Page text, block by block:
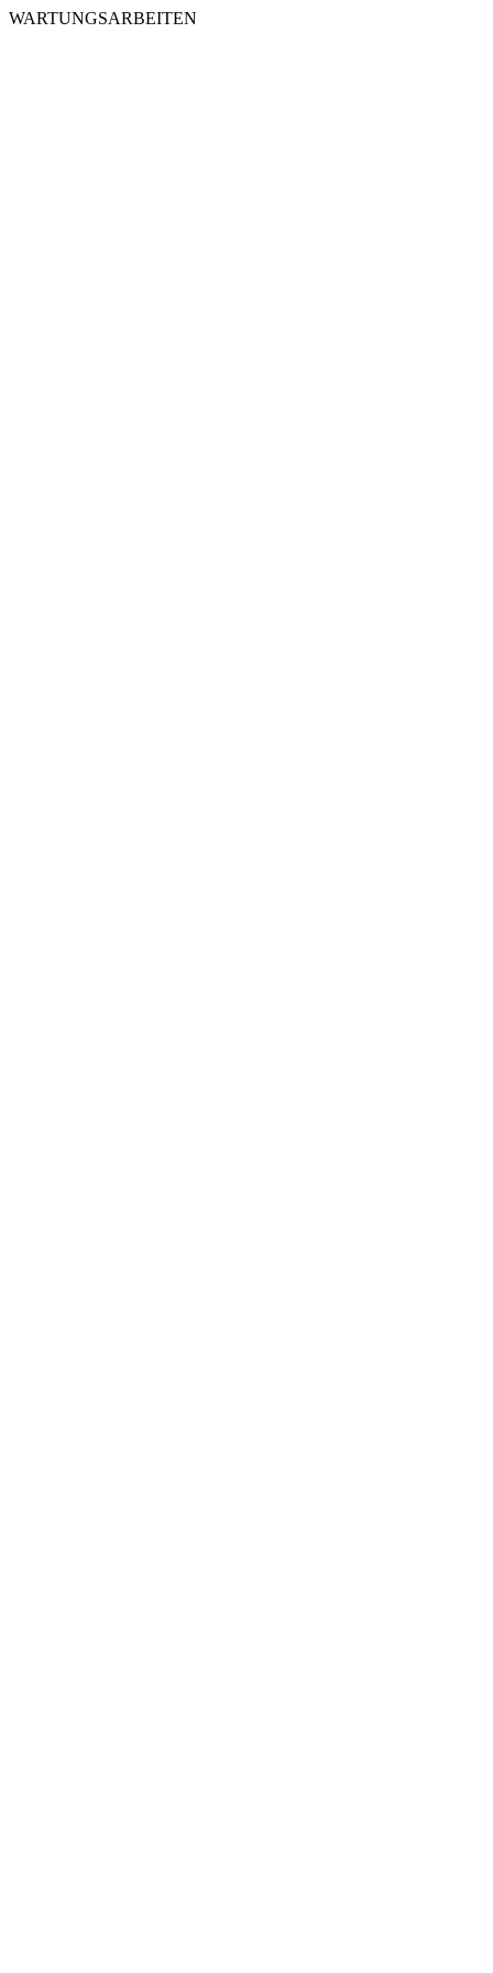
WARTUNGSARBEITEN